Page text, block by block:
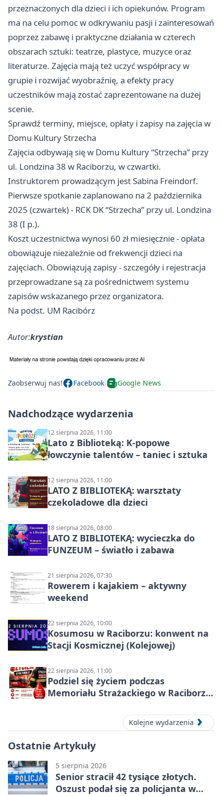
przeznaczonych dla dzieci i ich opiekunów. Program
ma na celu pomoc w odkrywaniu pasji i zainteresowań
poprzez zabawę i praktyczne działania w czterech
obszarach sztuki: teatrze, plastyce, muzyce oraz
literaturze. Zajęcia mają też uczyć współpracy w
grupie i rozwijać wyobraźnię, a efekty pracy
uczestników mają zostać zaprezentowane na dużej
scenie.
Sprawdź terminy, miejsce, opłaty i zapisy na zajęcia w
Domu Kultury Strzecha
Zajęcia odbywają się w Domu Kultury “Strzecha” przy
ul. Londzina 38 w Raciborzu, w czwartki.
Instruktorem prowadzącym jest Sabina Freindorf.
Pierwsze spotkanie zaplanowano na 2 października
2025 (czwartek) - RCK DK “Strzecha” przy ul. Londzina
38 (I p.).
Koszt uczestnictwa wynosi 60 zł miesięcznie - opłata
obowiązuje niezależnie od frekwencji dzieci na
zajęciach. Obowiązują zapisy - szczegóły i rejestracja
przeprowadzane są za pośrednictwem systemu
zapisów wskazanego przez organizatora.
Na podst. UM Racibórz
Autor:krystian
Zaobserwuj nas! Facebook Google News
Nadchodzące wydarzenia
12 sierpnia 2026, 11:00
Lato z Biblioteką: K-popowe
łowczynie talentów – taniec i sztuka
12 sierpnia 2026, 11:00
LATO Z BIBLIOTEKĄ: warsztaty
czekoladowe dla dzieci
18 sierpnia 2026, 08:00
LATO Z BIBLIOTEKĄ: wycieczka do
FUNZEUM – światło i zabawa
21 sierpnia 2026, 07:30
Rowerem i kajakiem – aktywny
weekend
22 sierpnia 2026, 10:00
Kosumosu w Raciborzu: konwent na
Stacji Kosmicznej (Kolejowej)
22 sierpnia 2026, 11:00
Podziel się życiem podczas
Memoriału Strażackiego w Raciborzu
Kolejne wydarzenia
Ostatnie Artykuły
5 sierpnia 2026
Senior stracił 42 tysiące złotych.
Oszust podał się za policjanta w